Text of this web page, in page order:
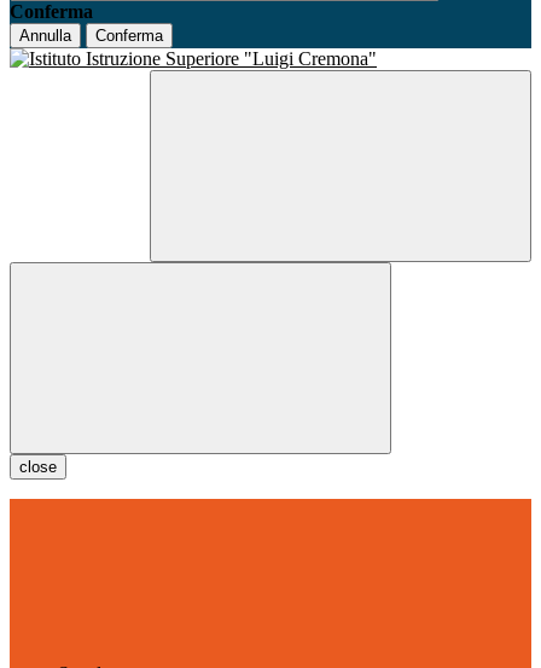
Conferma
Annulla Conferma
close